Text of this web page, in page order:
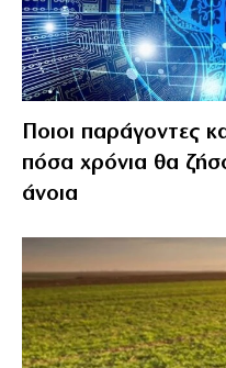
Ποιοι παράγοντες
πόσα χρόνια θα
άνοια